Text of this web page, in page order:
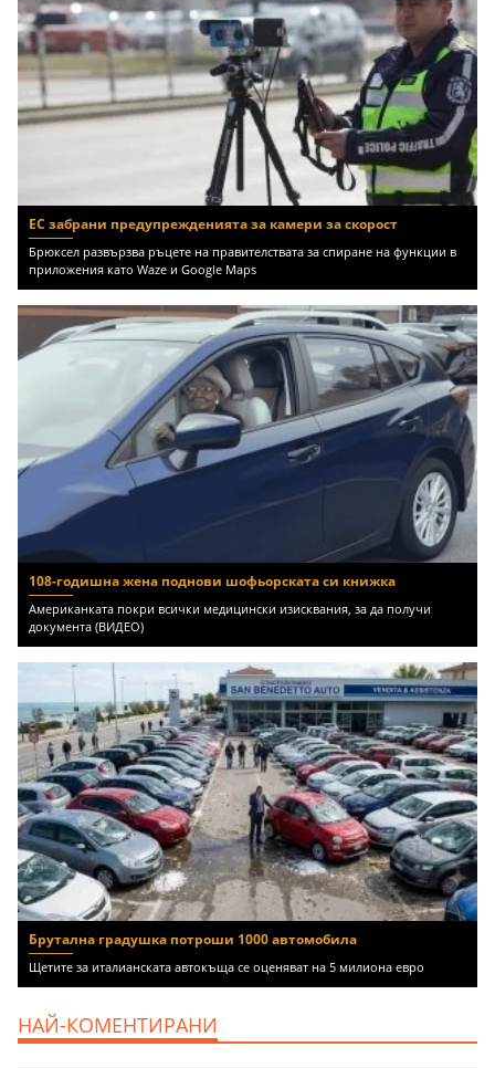
ЕС забрани предупрежденията за камери за скорост
Брюксел развързва ръцете на правителствата за спиране на функции в
приложения като Waze и Google Maps
108-годишна жена поднови шофьорската си книжка
Американката покри всички медицински изисквания, за да получи
документа (ВИДЕО)
Брутална градушка потроши 1000 автомобила
Щетите за италианската автокъща се оценяват на 5 милиона евро
НАЙ-КОМЕНТИРАНИ